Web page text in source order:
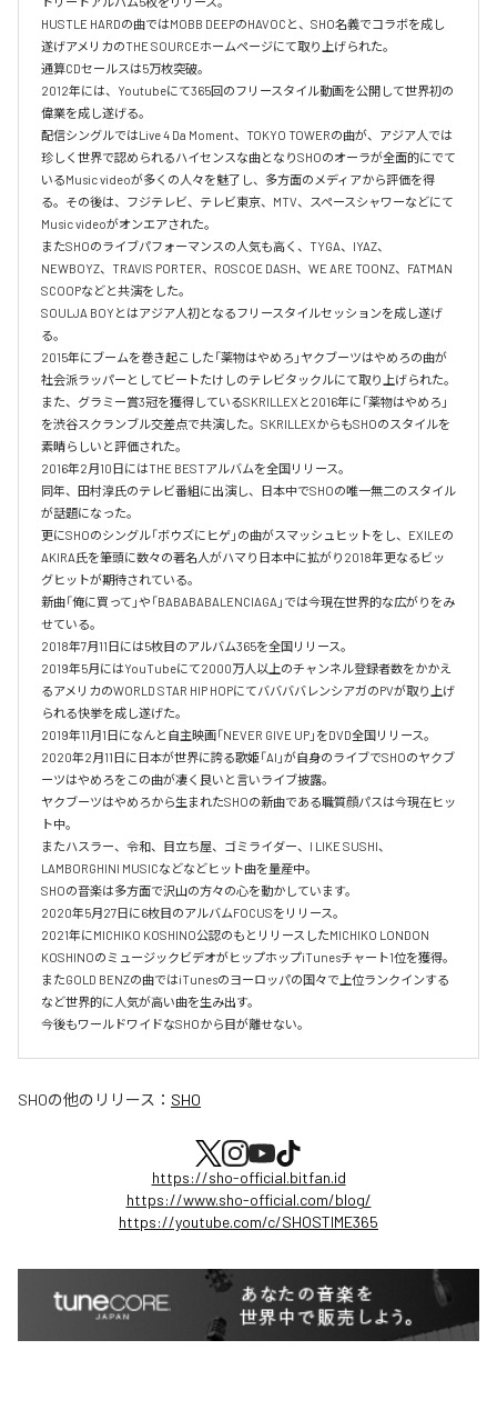
HUSTLE HARDの曲ではMOBB DEEPのHAVOCと、SHO名義でコラボを成し
遂げアメリカのTHE SOURCEホームページにて取り上げられた。
通算CDセールスは5万枚突破。
2012年には、Youtubeにて365回のフリースタイル動画を公開して世界初の
偉業を成し遂げる。
配信シングルではLive 4 Da Moment、TOKYO TOWERの曲が、アジア人では
珍しく世界で認められるハイセンスな曲となりSHOのオーラが全面的にでて
いるMusic videoが多くの人々を魅了し、多方面のメディアから評価を得
る。その後は、フジテレビ、テレビ東京、MTV、スペースシャワーなどにて
Music videoがオンエアされた。
またSHOのライブパフォーマンスの人気も高く、TYGA、IYAZ、
NEWBOYZ、TRAVIS PORTER、ROSCOE DASH、WE ARE TOONZ、FATMAN
SCOOPなどと共演をした。
SOULJA BOYとはアジア人初となるフリースタイルセッションを成し遂げ
る。
2015年にブームを巻き起こした「薬物はやめろ」ヤクブーツはやめろの曲が
社会派ラッパーとしてビートたけしのテレビタックルにて取り上げられた。
また、グラミー賞3冠を獲得しているSKRILLEXと2016年に「薬物はやめろ」
を渋谷スクランブル交差点で共演した。SKRILLEXからもSHOのスタイルを
素晴らしいと評価された。
2016年2月10日にはTHE BESTアルバムを全国リリース。
同年、田村淳氏のテレビ番組に出演し、日本中でSHOの唯一無二のスタイル
が話題になった。
更にSHOのシングル「ボウズにヒゲ」の曲がスマッシュヒットをし、EXILEの
AKIRA氏を筆頭に数々の著名人がハマり日本中に拡がり2018年更なるビッ
グヒットが期待されている。
新曲「俺に買って」や「BABABABALENCIAGA」では今現在世界的な広がりをみ
せている。
2018年7月11日には5枚目のアルバム365を全国リリース。
2019年5月にはYouTubeにて2000万人以上のチャンネル登録者数をかかえ
るアメリカのWORLD STAR HIP HOPにてババババレンシアガのPVが取り上げ
られる快挙を成し遂げた。
2019年11月1日になんと自主映画「NEVER GIVE UP」をDVD全国リリース。
2020年2月11日に日本が世界に誇る歌姫「AI」が自身のライブでSHOのヤクブ
ーツはやめろをこの曲が凄く良いと言いライブ披露。
ヤクブーツはやめろから生まれたSHOの新曲である職質顔パスは今現在ヒッ
ト中。
またハスラー、令和、目立ち屋、ゴミライダー、I LIKE SUSHI、
LAMBORGHINI MUSICなどなどヒット曲を量産中。
SHOの音楽は多方面で沢山の方々の心を動かしています。
2020年5月27日に6枚目のアルバムFOCUSをリリース。
2021年にMICHIKO KOSHINO公認のもとリリースしたMICHIKO LONDON
KOSHINOのミュージックビデオがヒップホップiTunesチャート1位を獲得。
またGOLD BENZの曲ではiTunesのヨーロッパの国々で上位ランクインする
など世界的に人気が高い曲を生み出す。
今後もワールドワイドなSHOから目が離せない。
SHOの他のリリース： SHO
https://sho-official.bitfan.id
https://www.sho-official.com/blog/
https://youtube.com/c/SHOSTIME365